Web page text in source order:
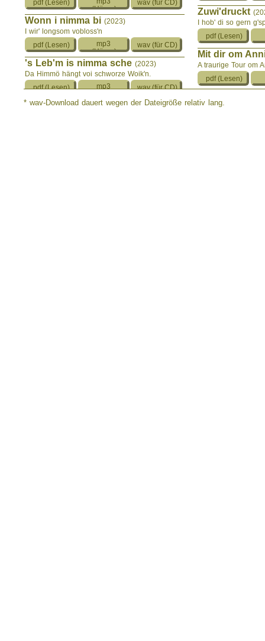
Wonn i nimma bi (2023)
I wir' longsom vobloss'n
's Leb'm is nimma sche (2023)
Da Himmö hängt voi schworze Woik'n.
Vom Tod(2023)
Zuwi'druckt
I hob' di so gern
Mit dir om
A traurige Tour om
Schreckliche
* wav-Download dauert wegen der Dateigröße relativ lang.